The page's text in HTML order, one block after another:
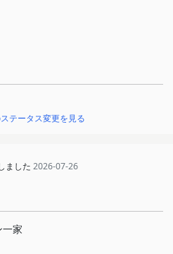
テータス変更を見る
ました 2026-07-26
家